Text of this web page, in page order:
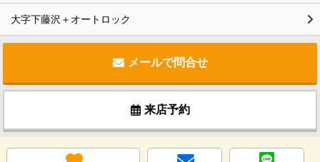
大字下藤沢＋オートロック
メールで問合せ
来店予約